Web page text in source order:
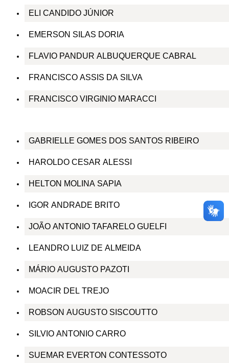
ELI CANDIDO JÚNIOR
EMERSON SILAS DORIA
FLAVIO PANDUR ALBUQUERQUE CABRAL
FRANCISCO ASSIS DA SILVA
FRANCISCO VIRGINIO MARACCI
GABRIELLE GOMES DOS SANTOS RIBEIRO
HAROLDO CESAR ALESSI
HELTON MOLINA SAPIA
IGOR ANDRADE BRITO
JOÃO ANTONIO TAFARELO GUELFI
LEANDRO LUIZ DE ALMEIDA
MÁRIO AUGUSTO PAZOTI
MOACIR DEL TREJO
ROBSON AUGUSTO SISCOUTTO
SILVIO ANTONIO CARRO
SUEMAR EVERTON CONTESSOTO